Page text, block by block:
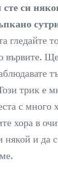
си
гледайте
вървите.
трик е
с много
хора в
някой и да